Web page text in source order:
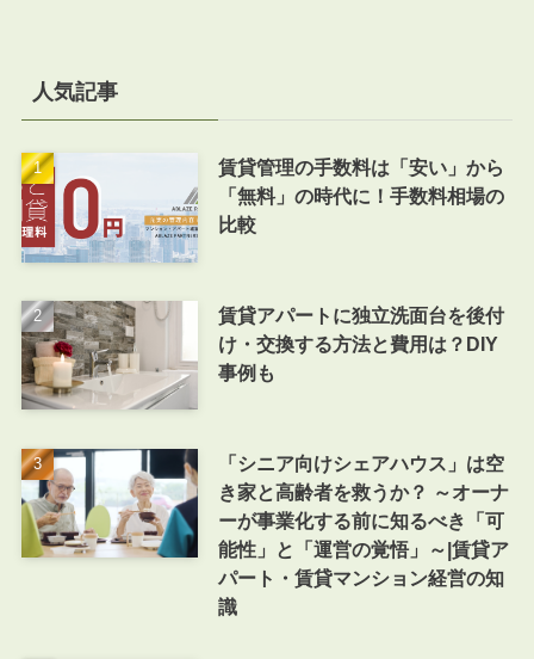
人気記事
賃貸管理の手数料は「安い」から
「無料」の時代に！手数料相場の
比較
賃貸アパートに独立洗面台を後付
け・交換する方法と費用は？DIY
事例も
「シニア向けシェアハウス」は空
き家と高齢者を救うか？ ～オーナ
ーが事業化する前に知るべき「可
能性」と「運営の覚悟」～|賃貸ア
パート・賃貸マンション経営の知
識